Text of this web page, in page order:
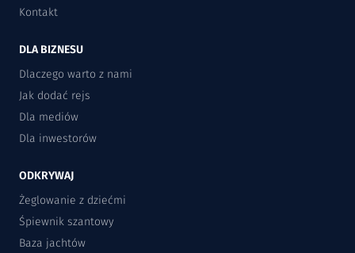
Kontakt
DLA BIZNESU
Dlaczego warto z nami
Jak dodać rejs
Dla mediów
Dla inwestorów
ODKRYWAJ
Żeglowanie z dziećmi
Śpiewnik szantowy
Baza jachtów